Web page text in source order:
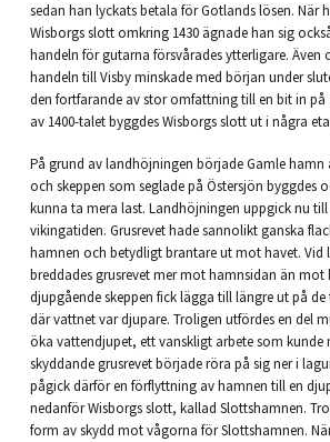
sedan han lyckats betala för Gotlands lösen. När
Wisborgs slott omkring 1430 ägnade han sig
handeln för gutarna försvårades ytterligare. Även
handeln till Visby minskade med början under
den fortfarande av stor omfattning till en bit in på
av 1400-talet byggdes Wisborgs slott ut i några
På grund av landhöjningen började Gamle
och skeppen som seglade på Östersjön byggdes
kunna ta mera last. Landhöjningen uppgick nu
vikingatiden. Grusrevet hade sannolikt ganska
hamnen och betydligt brantare ut mot havet. Vid
breddades grusrevet mer mot hamnsidan än mot
djupgående skeppen fick lägga till längre ut på
där vattnet var djupare. Troligen utfördes en del
öka vattendjupet, ett vanskligt arbete som kunde
skyddande grusrevet började röra på sig ner i
pågick därför en förflyttning av hamnen till en
nedanför Wisborgs slott, kallad Slottshamnen.
form av skydd mot vågorna för Slottshamnen.